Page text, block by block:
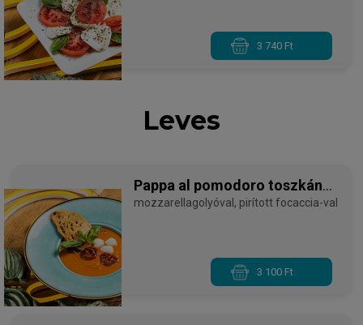
3 740 Ft
Leves
Pappa al pomodoro toszkán
paradicsomleves
mozzarellagolyóval, pirított focaccia-val
3 100 Ft